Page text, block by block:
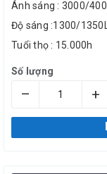
Ánh sáng : 3000/
Độ sáng :1300/
Tuổi thọ : 15.000h
Số lượng
– +